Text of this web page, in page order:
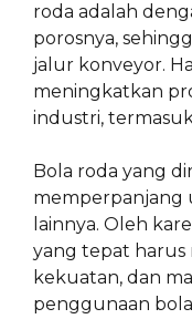
roda adalah
porosnya,
jalur konveyor.
meningkatkan
industri,
Bola roda yang
memperpanjang
lainnya. Oleh
yang tepat
kekuatan, dan
penggunaan